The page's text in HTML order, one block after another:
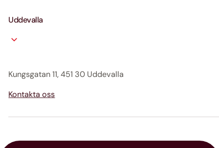
Uddevalla
Kungsgatan 11, 451 30 Uddevalla
Kontakta oss